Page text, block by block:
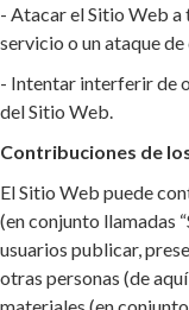
- Atacar el Sitio Web a
servicio o un ataque
- Intentar interferir de
del Sitio Web.
Contribuciones de
El Sitio Web puede
(en conjunto llamadas
usuarios publicar,
otras personas (de